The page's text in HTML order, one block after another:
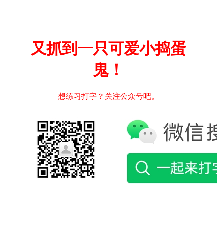
又抓到一只可爱小捣蛋
鬼！
想练习打字？关注公众号吧。